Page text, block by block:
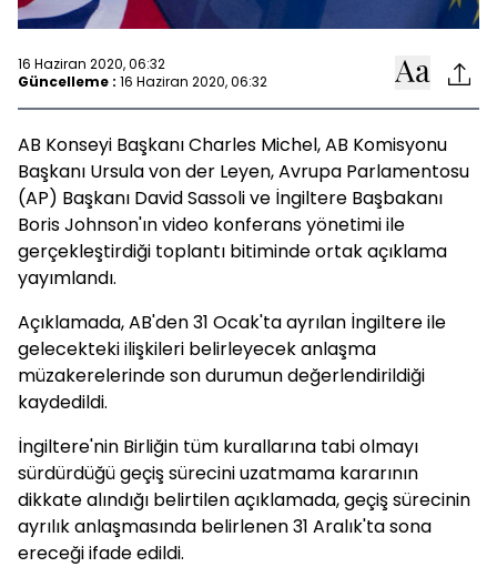
16 Haziran 2020, 06:32
Güncelleme : 16 Haziran 2020, 06:32
AB Konseyi Başkanı Charles Michel, AB Komisyonu
Başkanı Ursula von der Leyen, Avrupa Parlamentosu
(AP) Başkanı David Sassoli ve İngiltere Başbakanı
Boris Johnson'ın video konferans yönetimi ile
gerçekleştirdiği toplantı bitiminde ortak açıklama
yayımlandı.
Açıklamada, AB'den 31 Ocak'ta ayrılan İngiltere ile
gelecekteki ilişkileri belirleyecek anlaşma
müzakerelerinde son durumun değerlendirildiği
kaydedildi.
İngiltere'nin Birliğin tüm kurallarına tabi olmayı
sürdürdüğü geçiş sürecini uzatmama kararının
dikkate alındığı belirtilen açıklamada, geçiş sürecinin
ayrılık anlaşmasında belirlenen 31 Aralık'ta sona
ereceği ifade edildi.